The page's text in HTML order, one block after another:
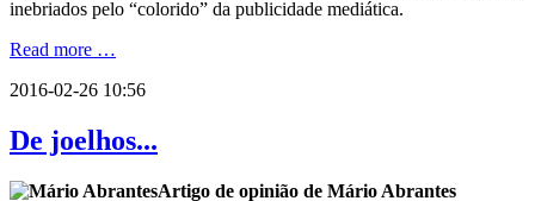
inebriados pelo “colorido” da publicidade mediática.
Read more …
2016-02-26 10:56
De joelhos...
Artigo de opinião de Mário Abrantes